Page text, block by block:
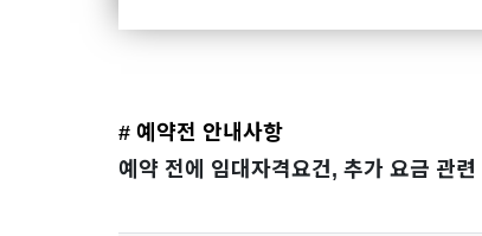
# 예약전 안내사항
예약 전에 임대자격요건, 추가 요금 관련